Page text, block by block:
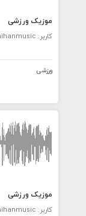
موزیک ورزشی
کاربر: mihanmusic
ورزشی
موزیک ورزشی
کاربر: mihanmusic